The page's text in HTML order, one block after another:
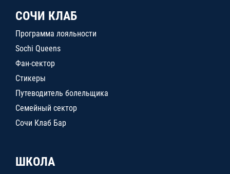
СОЧИ КЛАБ
Программа лояльности
Sochi Queens
Фан-сектор
Стикеры
Путеводитель болельщика
Семейный сектор
Сочи Клаб Бар
ШКОЛА